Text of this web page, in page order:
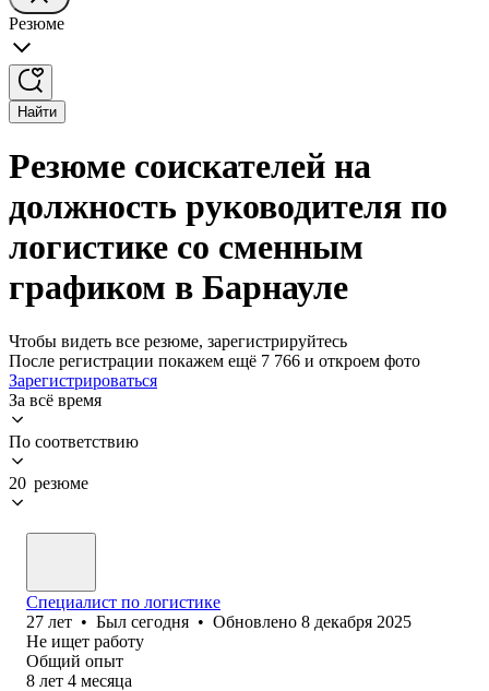
Резюме
Найти
Резюме соискателей на
должность руководителя по
логистике со сменным
графиком в Барнауле
Чтобы видеть все резюме, зарегистрируйтесь
После регистрации покажем ещё 7 766 и откроем фото
Зарегистрироваться
За всё время
По соответствию
20 резюме
Специалист по логистике
27 лет • Был сегодня • Обновлено 8 декабря 2025
Не ищет работу
Общий опыт
8 лет 4 месяца